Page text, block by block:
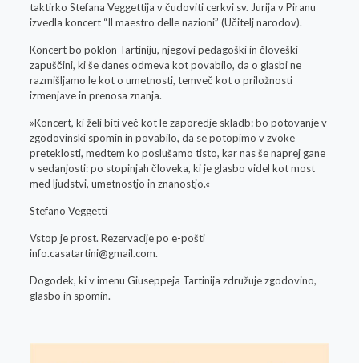
taktirko Stefana Veggettija v čudoviti cerkvi sv. Jurija v Piranu
izvedla koncert “Il maestro delle nazioni” (Učitelj narodov).
Koncert bo poklon Tartiniju, njegovi pedagoški in človeški
zapuščini, ki še danes odmeva kot povabilo, da o glasbi ne
razmišljamo le kot o umetnosti, temveč kot o priložnosti
izmenjave in prenosa znanja.
»Koncert, ki želi biti več kot le zaporedje skladb: bo potovanje v
zgodovinski spomin in povabilo, da se potopimo v zvoke
preteklosti, medtem ko poslušamo tisto, kar nas še naprej gane
v sedanjosti: po stopinjah človeka, ki je glasbo videl kot most
med ljudstvi, umetnostjo in znanostjo.«
Stefano Veggetti
Vstop je prost. Rezervacije po e-pošti
info.casatartini@gmail.com.
Dogodek, ki v imenu Giuseppeja Tartinija združuje zgodovino,
glasbo in spomin.